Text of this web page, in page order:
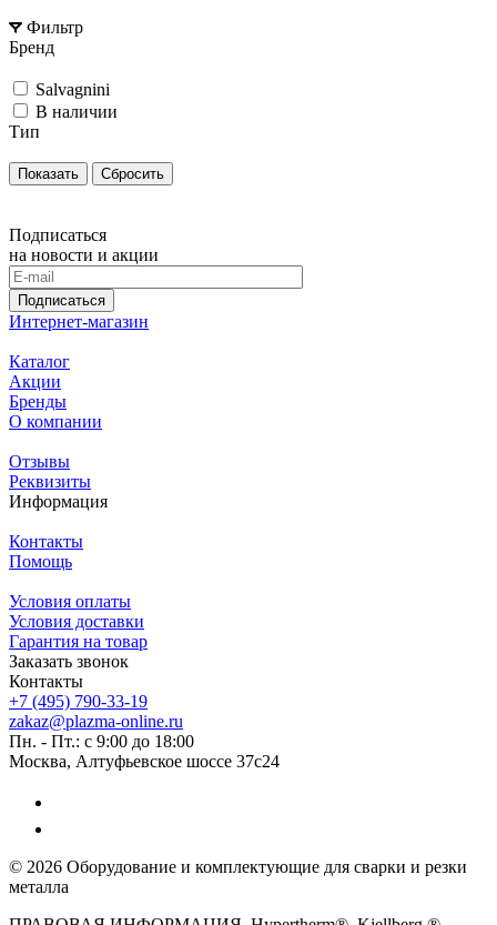
Фильтр
Бренд
Salvagnini
В наличии
Тип
Сбросить
Подписаться
на новости и акции
Подписаться
Интернет-магазин
Каталог
Акции
Бренды
О компании
Отзывы
Реквизиты
Информация
Контакты
Помощь
Условия оплаты
Условия доставки
Гарантия на товар
Заказать звонок
Контакты
+7 (495) 790-33-19
zakaz@plazma-online.ru
Пн. - Пт.: с 9:00 до 18:00
Москва, Алтуфьевское шоссе 37с24
© 2026 Оборудование и комплектующие для сварки и резки
металла